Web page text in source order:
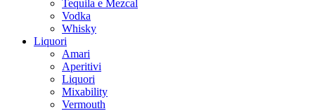
Tequila e Mezcal
Vodka
Whisky
Liquori
Amari
Aperitivi
Liquori
Mixability
Vermouth